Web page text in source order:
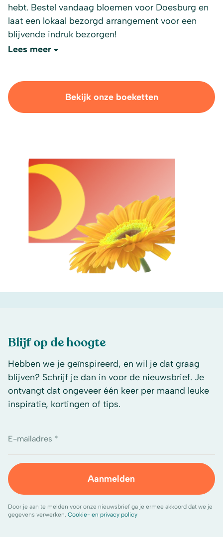
hebt. Bestel vandaag bloemen voor Doesburg en
laat een lokaal bezorgd arrangement voor een
blijvende indruk bezorgen!
Lees meer
Bekijk onze boeketten
Blijf op de hoogte
Hebben we je geïnspireerd, en wil je dat graag
blijven? Schrijf je dan in voor de nieuwsbrief. Je
ontvangt dat ongeveer één keer per maand leuke
inspiratie, kortingen of tips.
E-mailadres *
Aanmelden
Door je aan te melden voor onze nieuwsbrief ga je ermee akkoord dat we je
gegevens verwerken. Cookie- en privacy policy